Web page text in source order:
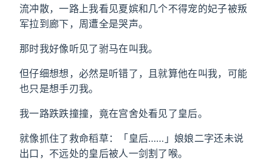
流冲散，一路上我看见夏嫔和几个不得宠的妃子被叛
军拉到廊下，周遭全是哭声。
那时我好像听见了驸马在叫我。
但仔细想想，必然是听错了，且就算他在叫我，可能
也只是想手刃我。
我一路跌跌撞撞，竟在宫舍处看见了皇后。
就像抓住了救命稻草：「皇后……」娘娘二字还未说
出口，不远处的皇后被人一剑割了喉。